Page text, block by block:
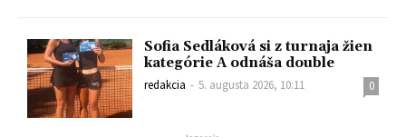
Sofia Sedláková si z turnaja žien
kategórie A odnáša double
redakcia - 5. augusta 2026, 10:11 0